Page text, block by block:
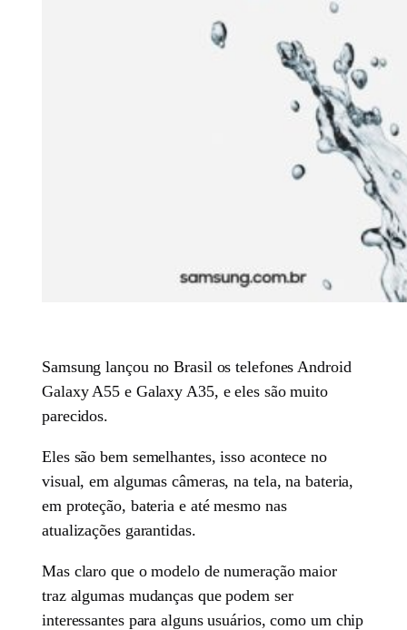
Samsung lançou no Brasil os telefones Android
Galaxy A55 e Galaxy A35, e eles são muito
parecidos.
Eles são bem semelhantes, isso acontece no
visual, em algumas câmeras, na tela, na bateria,
em proteção, bateria e até mesmo nas
atualizações garantidas.
Mas claro que o modelo de numeração maior
traz algumas mudanças que podem ser
interessantes para alguns usuários, como um chip